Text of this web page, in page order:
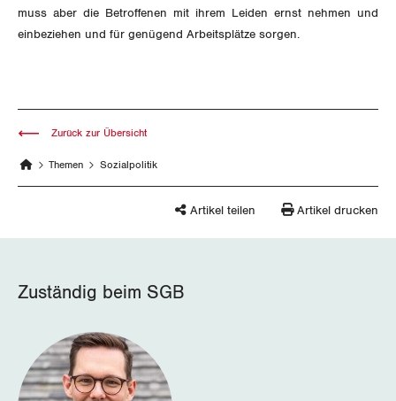
Wallis
muss aber die Betroffenen mit ihrem Leiden ernst nehmen und
einbeziehen und für genügend Arbeitsplätze sorgen.
Themen Sozialpolitik
Zurück zur Übersicht
Artikel teilen Artikel drucken
Zuständig beim SGB